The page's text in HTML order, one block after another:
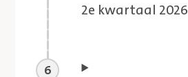
2e kwartaal 2026